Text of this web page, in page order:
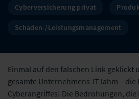
Cyberversicherung privat
Schaden-/Leistungsmanagement
Einmal auf den falschen Link geklickt
gesamte Unternehmens-IT lahm – die
Cyberangriffes! Die Bedrohungen,